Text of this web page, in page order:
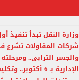
وزارة النقل تبدأ تنفيذ
شركات المقاولات تشرع
والجسر الترابى..
الإدارية بـ 6